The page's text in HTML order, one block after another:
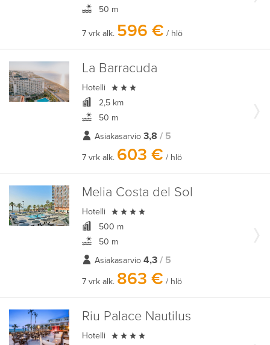
50 m
7 vrk alk. 596 € / hlö
La Barracuda
Hotelli 
2,5 km
50 m
Asiakasarvio 3,8 / 5
7 vrk alk. 603 € / hlö
Melia Costa del Sol
Hotelli 
500 m
50 m
Asiakasarvio 4,3 / 5
7 vrk alk. 863 € / hlö
Riu Palace Nautilus
Hotelli 